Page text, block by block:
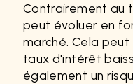
Contrairement au
peut évoluer en
marché. Cela
taux d'intérêt
également un